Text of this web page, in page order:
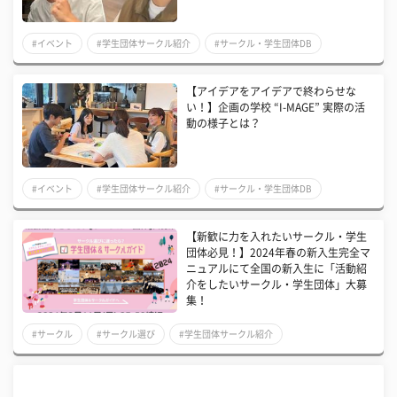
#イベント #学生団体サークル紹介 #サークル・学生団体DB
【アイデアをアイデアで終わらせな
い！】企画の学校 “I-MAGE” 実際の活
動の様子とは？
#イベント #学生団体サークル紹介 #サークル・学生団体DB
【新歓に力を入れたいサークル・学生
団体必見！】2024年春の新入生完全マ
ニュアルにて全国の新入生に「活動紹
介をしたいサークル・学生団体」大募
集！
#サークル #サークル選び #学生団体サークル紹介